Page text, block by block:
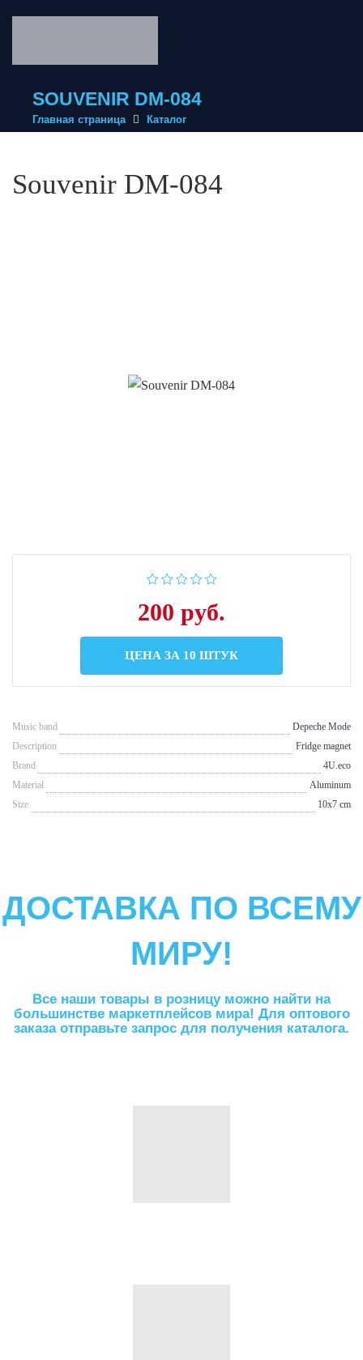
SOUVENIR DM-084
Главная страница Каталог
Souvenir DM-084
200 руб.
ЦЕНА ЗА 10 ШТУК
Music band
Depeche Mode
Description
Fridge magnet
Brand
4U.eco
Material
Aluminum
Size
10x7 cm
ДОСТАВКА ПО ВСЕМУ
МИРУ!
Все наши товары в розницу можно найти на
большинстве маркетплейсов мира! Для оптового
заказа отправьте запрос для получения каталога.